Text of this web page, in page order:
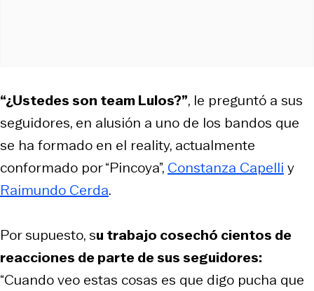
“¿Ustedes son team Lulos?”, le preguntó a sus
seguidores, en alusión a uno de los bandos que
se ha formado en el reality, actualmente
conformado por “Pincoya”, Constanza Capelli y
Raimundo Cerda.
Por supuesto, su trabajo cosechó cientos de
reacciones de parte de sus seguidores:
“Cuando veo estas cosas es que digo pucha que